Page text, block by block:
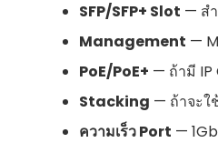
SFP/SFP+ Slot — ส
Management —
PoE/PoE+ — ถ้ามี IP
Stacking — ถ้าจะใ
ความเร็ว Port —